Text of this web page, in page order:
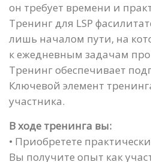
он требует времени и
Тренинг для LSP
лишь началом пути, на
к ежедневным задачам
Тренинг обеспечивает
Ключевой элемент
участника.
В ходе тренинга вы:
• Приобретете
Вы получите опыт как